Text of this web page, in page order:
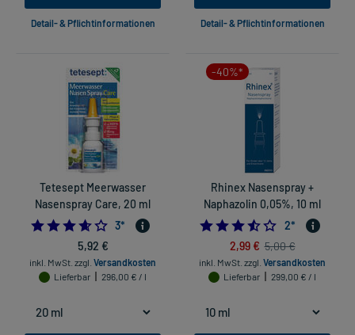
Detail- & Pflichtinformationen Detail- & Pflichtinformationen
Tetesept Meerwasser
Nasenspray Care, 20 ml
3.6666666666666665
3*
5,92 €
inkl. MwSt. zzgl. Versandkosten
Lieferbar
296,00 € / l
-40%*
Rhinex Nasenspray +
Naphazolin 0,05%, 10 ml
3.5
2*
2,99 € 5,00 €
inkl. MwSt. zzgl. Versandkosten
Lieferbar
299,00 € / l